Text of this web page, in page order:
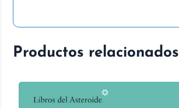
Productos relacionados